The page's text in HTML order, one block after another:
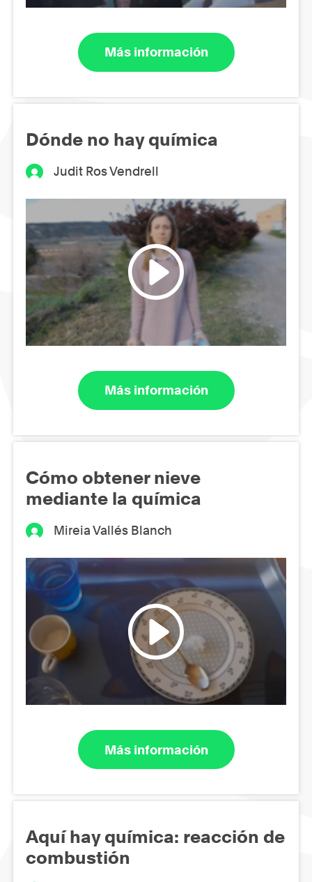
Más información
Dónde no hay química
Judit Ros Vendrell
Más información
Cómo obtener nieve
mediante la química
Mireia Vallés Blanch
Más información
Aquí hay química: reacción de
combustión